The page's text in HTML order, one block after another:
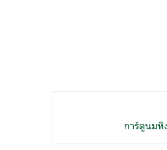
การ์ตูนมหิ